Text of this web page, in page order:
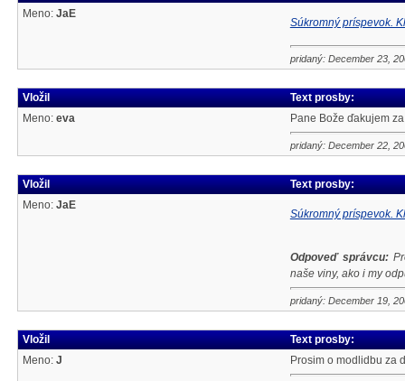
Meno: JaE
Súkromný príspevok.
pridaný: December 23,
Vložil
Meno: eva
Text prosby:
Pane Bože ďakujem
pridaný: December 22,
Vložil
Meno: JaE
Text prosby:
Súkromný príspevok.
Odpoveď správcu:
naše viny, ako i my
pridaný: December 19,
Vložil
Meno: J
Text prosby:
Prosim o modlidbu za